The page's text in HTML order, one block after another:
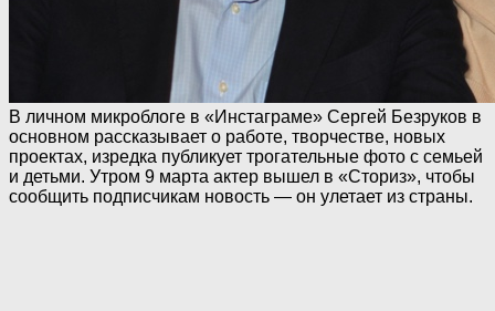
В личном микроблоге в «Инстаграме» Сергей Безруков в
основном рассказывает о работе, творчестве, новых
проектах, изредка публикует трогательные фото с семьей
и детьми. Утром 9 марта актер вышел в «Сториз», чтобы
сообщить подписчикам новость — он улетает из страны.